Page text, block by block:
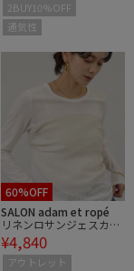
2BUY10%OFF
通気性
60%OFF
SALON adam et ropé
リネンロサンジェスカー
フ
¥4,840
アウトレット